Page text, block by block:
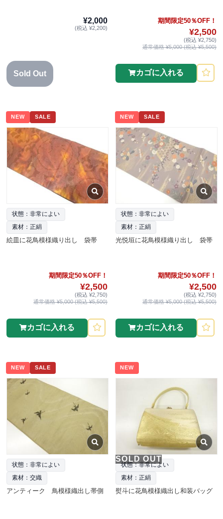
¥2,000
(税込 ¥2,200)
Sold Out
期間限定50％OFF！
¥2,500
(税込 ¥2,750)
通常価格 ¥5,000 (税込 ¥5,500)
カゴに入れる
NEW SALE
状態：非常によい
素材：正絹
絵皿に花鳥模様織り出し 袋帯
期間限定50％OFF！
¥2,500
(税込 ¥2,750)
通常価格 ¥5,000 (税込 ¥5,500)
カゴに入れる
NEW SALE
状態：非常によい
素材：正絹
光悦垣に花鳥模様織り出し 袋帯
期間限定50％OFF！
¥2,500
(税込 ¥2,750)
通常価格 ¥5,000 (税込 ¥5,500)
カゴに入れる
NEW SALE
状態：非常によい
素材：交織
アンティーク 鳥模様織出し帯側
NEW
SOLD OUT
状態：非常によい
素材：正絹
熨斗に花鳥模様織出し和装バッグ